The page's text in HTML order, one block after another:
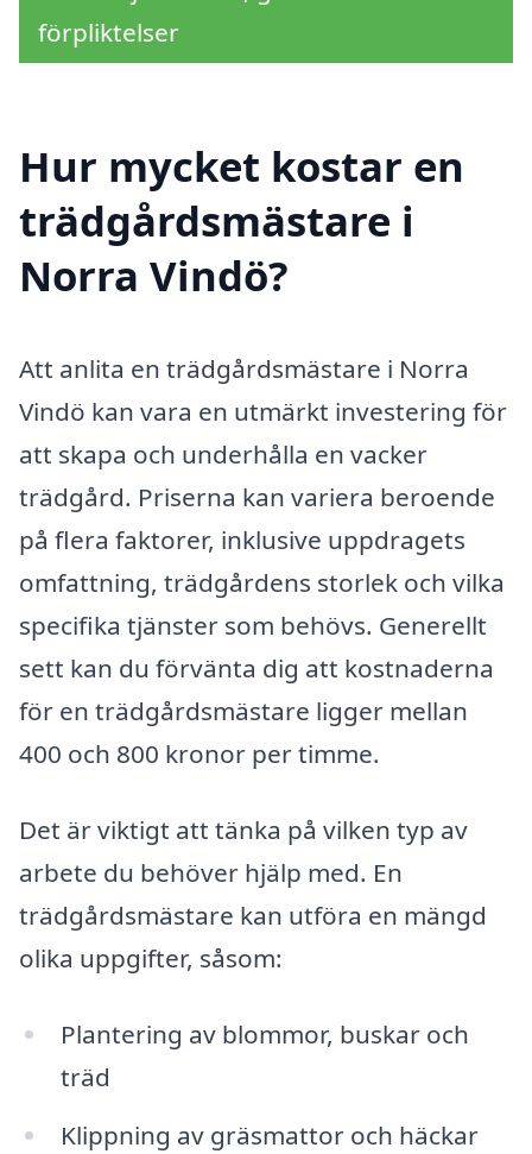
förpliktelser
Hur mycket kostar en
trädgårdsmästare i
Norra Vindö?
Att anlita en trädgårdsmästare i Norra
Vindö kan vara en utmärkt investering för
att skapa och underhålla en vacker
trädgård. Priserna kan variera beroende
på flera faktorer, inklusive uppdragets
omfattning, trädgårdens storlek och vilka
specifika tjänster som behövs. Generellt
sett kan du förvänta dig att kostnaderna
för en trädgårdsmästare ligger mellan
400 och 800 kronor per timme.
Det är viktigt att tänka på vilken typ av
arbete du behöver hjälp med. En
trädgårdsmästare kan utföra en mängd
olika uppgifter, såsom:
Plantering av blommor, buskar och
träd
Klippning av gräsmattor och häckar